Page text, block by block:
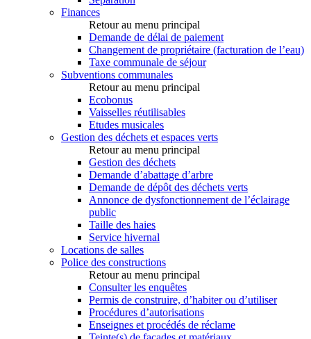
Finances
Retour au menu principal
Demande de délai de paiement
Changement de propriétaire (facturation de l’eau)
Taxe communale de séjour
Subventions communales
Retour au menu principal
Ecobonus
Vaisselles réutilisables
Etudes musicales
Gestion des déchets et espaces verts
Retour au menu principal
Gestion des déchets
Demande d’abattage d’arbre
Demande de dépôt des déchets verts
Annonce de dysfonctionnement de l’éclairage
public
Taille des haies
Service hivernal
Locations de salles
Police des constructions
Retour au menu principal
Consulter les enquêtes
Permis de construire, d’habiter ou d’utiliser
Procédures d’autorisations
Enseignes et procédés de réclame